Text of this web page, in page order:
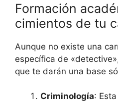
Formación
cimientos de tu
Aunque no existe una
específica de
que te darán una base
Criminología: